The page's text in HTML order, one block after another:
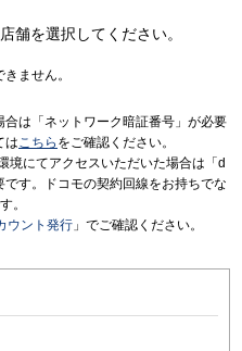
舗を選択してください。
ません。
合は「ネットワーク暗証番号」が必要
はこちら をご確認ください。
境にてアクセスいただいた場合は「d
す。ドコモの契約回線をお持ちでな
。
ウント発行 」でご確認ください。